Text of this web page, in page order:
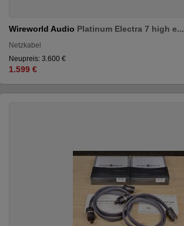
Wireworld Audio Platinum Electra 7 high e...
Netzkabel
Neupreis: 3.600 €
1.599 €